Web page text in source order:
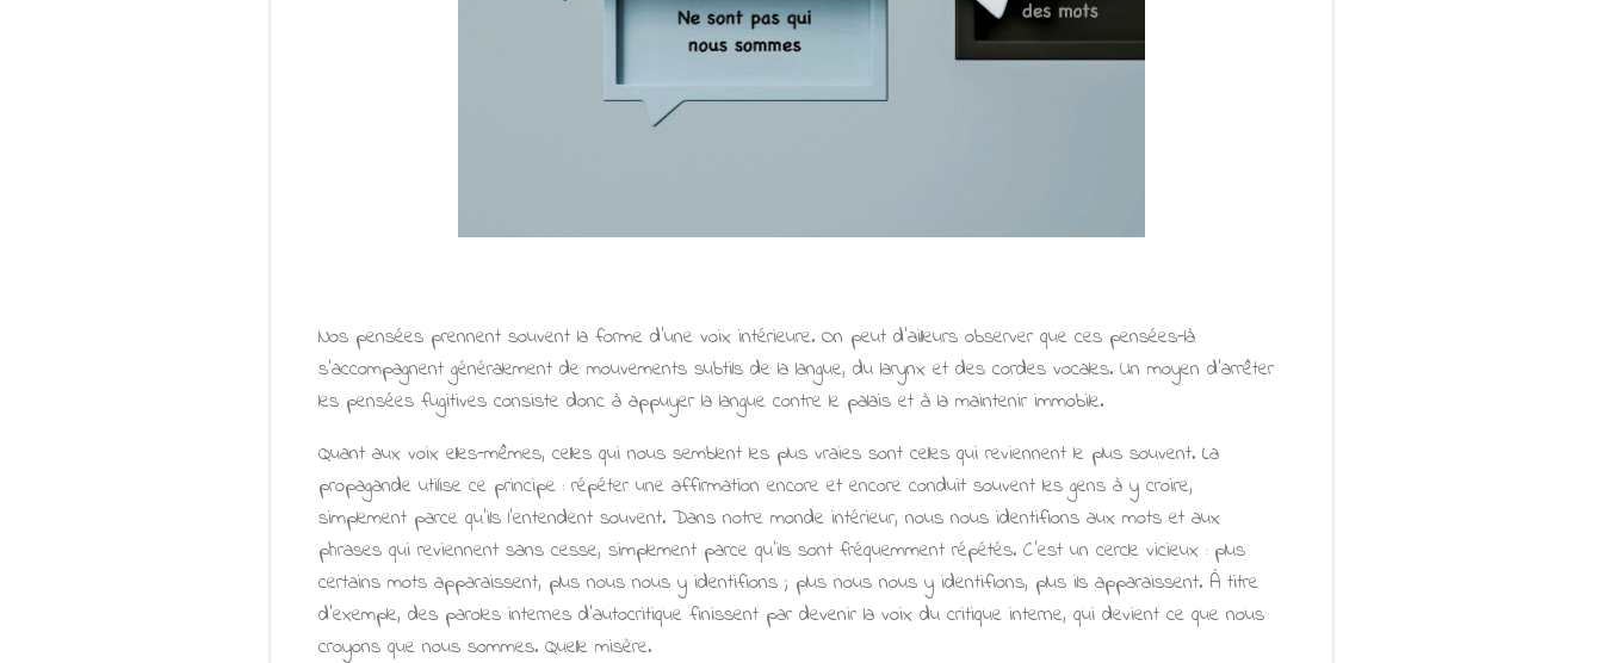
Nos pensées prennent souvent la forme d'une voix intérieure. On peut d'ailleurs observer que ces pensées-là
s'accompagnent généralement de mouvements subtils de la langue, du larynx et des cordes vocales. Un moyen d'arrêter
les pensées fugitives consiste donc à appuyer la langue contre le palais et à la maintenir immobile.
Quant aux voix elles-mêmes, celles qui nous semblent les plus vraies sont celles qui reviennent le plus souvent. La
propagande utilise ce principe : répéter une affirmation encore et encore conduit souvent les gens à y croire,
simplement parce qu'ils l'entendent souvent. Dans notre monde intérieur, nous nous identifions aux mots et aux
phrases qui reviennent sans cesse, simplement parce qu'ils sont fréquemment répétés. C'est un cercle vicieux : plus
certains mots apparaissent, plus nous nous y identifions ; plus nous nous y identifions, plus ils apparaissent. À titre
d'exemple, des paroles internes d'autocritique finissent par devenir la voix du critique interne, qui devient ce que nous
croyons que nous sommes. Quelle misère.